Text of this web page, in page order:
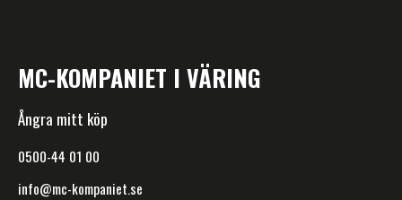
MC-KOMPANIET I VÄRING
Ångra mitt köp
0500-44 01 00
info@mc-kompaniet.se